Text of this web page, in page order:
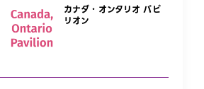
カナダ・オンタリオ パビ
リオン